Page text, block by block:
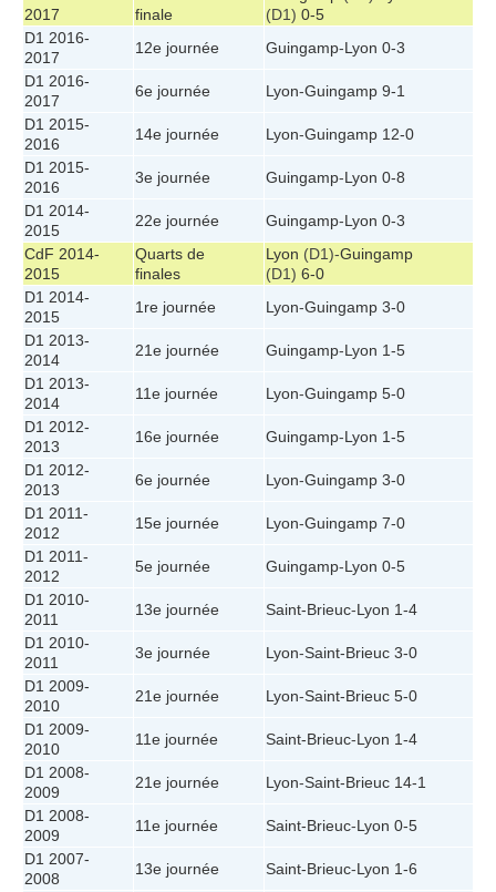
2017
finale
(D1) 0-5
D1 2016-
2017
12e journée Guingamp-Lyon 0-3
D1 2016-
2017
6e journée Lyon-Guingamp 9-1
D1 2015-
2016
14e journée Lyon-Guingamp 12-0
D1 2015-
2016
3e journée Guingamp-Lyon 0-8
D1 2014-
2015
22e journée Guingamp-Lyon 0-3
CdF 2014-
2015
Quarts de
finales
Lyon (D1)-Guingamp
(D1) 6-0
D1 2014-
2015
1re journée Lyon-Guingamp 3-0
D1 2013-
2014
21e journée Guingamp-Lyon 1-5
D1 2013-
2014
11e journée Lyon-Guingamp 5-0
D1 2012-
2013
16e journée Guingamp-Lyon 1-5
D1 2012-
2013
6e journée Lyon-Guingamp 3-0
D1 2011-
2012
15e journée Lyon-Guingamp 7-0
D1 2011-
2012
5e journée Guingamp-Lyon 0-5
D1 2010-
2011
13e journée Saint-Brieuc-Lyon 1-4
D1 2010-
2011
3e journée Lyon-Saint-Brieuc 3-0
D1 2009-
2010
21e journée Lyon-Saint-Brieuc 5-0
D1 2009-
2010
11e journée Saint-Brieuc-Lyon 1-4
D1 2008-
2009
21e journée Lyon-Saint-Brieuc 14-1
D1 2008-
2009
11e journée Saint-Brieuc-Lyon 0-5
D1 2007-
2008
13e journée Saint-Brieuc-Lyon 1-6